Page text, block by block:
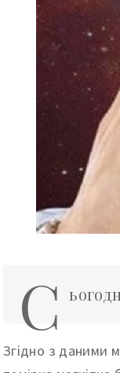
С
Згідно з даними